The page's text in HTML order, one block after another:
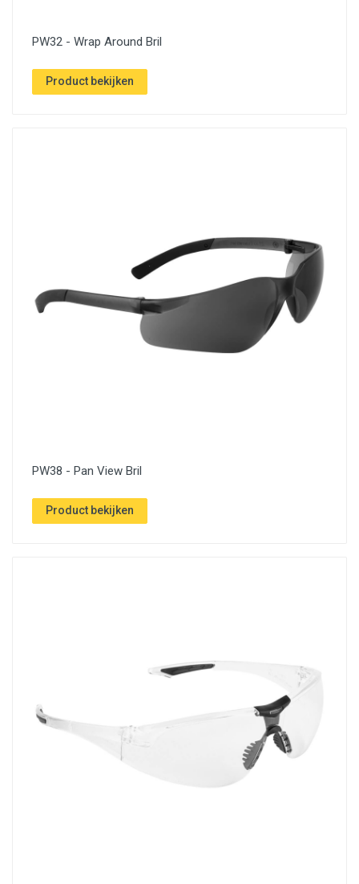
PW32 - Wrap Around Bril
Product bekijken
PW38 - Pan View Bril
Product bekijken